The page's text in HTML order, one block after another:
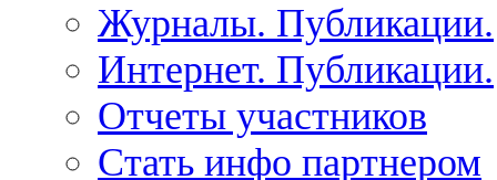
Журналы. Публикации.
Интернет. Публикации.
Отчеты участников
Стать инфо партнером